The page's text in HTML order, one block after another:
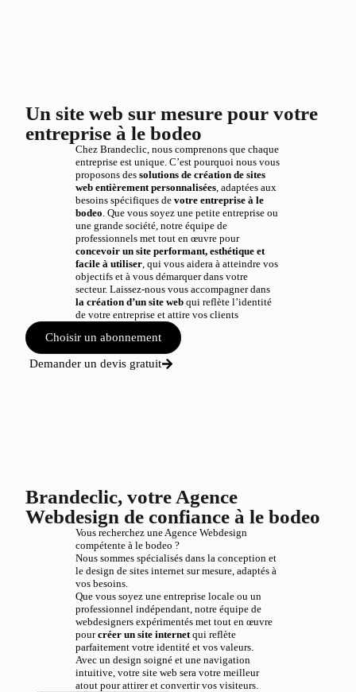
Un site web sur mesure pour votre
entreprise à le bodeo
Chez Brandeclic, nous comprenons que chaque
entreprise est unique. C’est pourquoi nous vous
proposons des solutions de création de sites
web entièrement personnalisées, adaptées aux
besoins spécifiques de votre entreprise à le
bodeo. Que vous soyez une petite entreprise ou
une grande société, notre équipe de
professionnels met tout en œuvre pour
concevoir un site performant, esthétique et
facile à utiliser, qui vous aidera à atteindre vos
objectifs et à vous démarquer dans votre
secteur. Laissez-nous vous accompagner dans
la création d’un site webqui reflète l’identité
de votre entreprise et attire vos clients
Choisir un abonnement
Demander un devis gratuit
Brandeclic, votre Agence
Webdesign de confiance à le bodeo
Vous recherchez une Agence Webdesign
compétente à le bodeo ?
Nous sommes spécialisés dans la conception et
le design de sites internet sur mesure, adaptés à
vos besoins.
Que vous soyez une entreprise locale ou un
professionnel indépendant, notre équipe de
webdesigners expérimentés met tout en œuvre
pourcréer un site internetqui reflète
parfaitement votre identité et vos valeurs.
Avec un design soigné et une navigation
intuitive, votre site web sera votre meilleur
atout pour attirer et convertir vos visiteurs.